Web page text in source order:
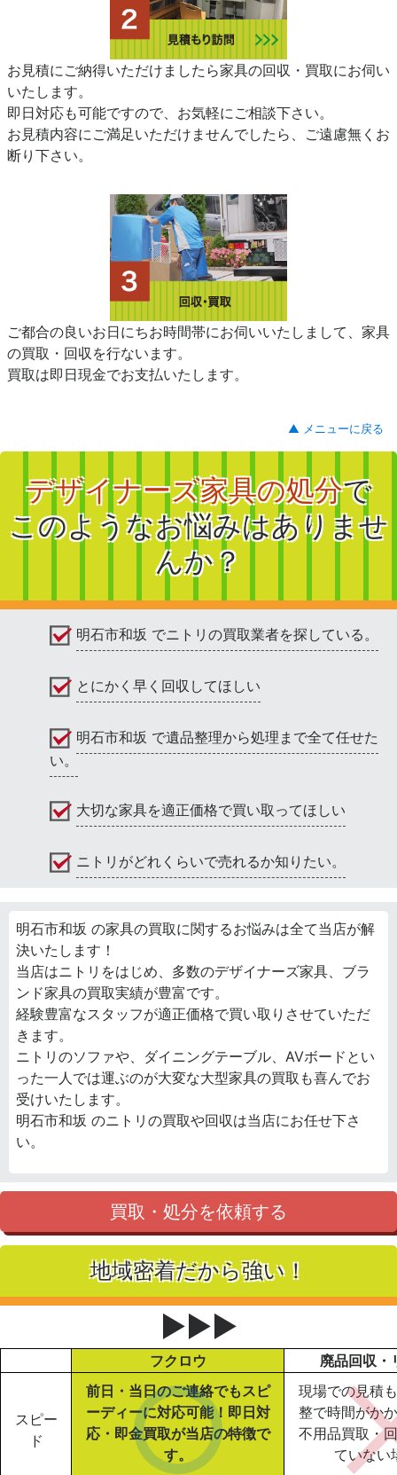
お見積にご納得いただけましたら家具の回収・買取にお伺い
いたします。
即日対応も可能ですので、お気軽にご相談下さい。
お見積内容にご満足いただけませんでしたら、ご遠慮無くお
断り下さい。
ご都合の良いお日にちお時間帯にお伺いいたしまして、家具
の買取・回収を行ないます。
買取は即日現金でお支払いたします。
▲ メニューに戻る
デザイナーズ家具の処分で
このようなお悩みはありませ
んか？
明石市和坂 でニトリの買取業者を探している。
とにかく早く回収してほしい
明石市和坂 で遺品整理から処理まで全て任せた
い。
大切な家具を適正価格で買い取ってほしい
ニトリがどれくらいで売れるか知りたい。
明石市和坂 の家具の買取に関するお悩みは全て当店が解
決いたします！
当店はニトリをはじめ、多数のデザイナーズ家具、ブラ
ンド家具の買取実績が豊富です。
経験豊富なスタッフが適正価格で買い取りさせていただ
きます。
ニトリのソファや、ダイニングテーブル、AVボードとい
った一人では運ぶのが大変な大型家具の買取も喜んでお
受けいたします。
明石市和坂 のニトリの買取や回収は当店にお任せ下さ
い。
買取・処分を依頼する
地域密着だから強い！
▶▶▶
フクロウ 廃品回収・
スピー
ド
前日・当日のご連絡でもスピ
ーディーに対応可能！即日対
応・即金買取が当店の特徴で
す。
現場での見積
整で時間がか
不用品買取・
ていない